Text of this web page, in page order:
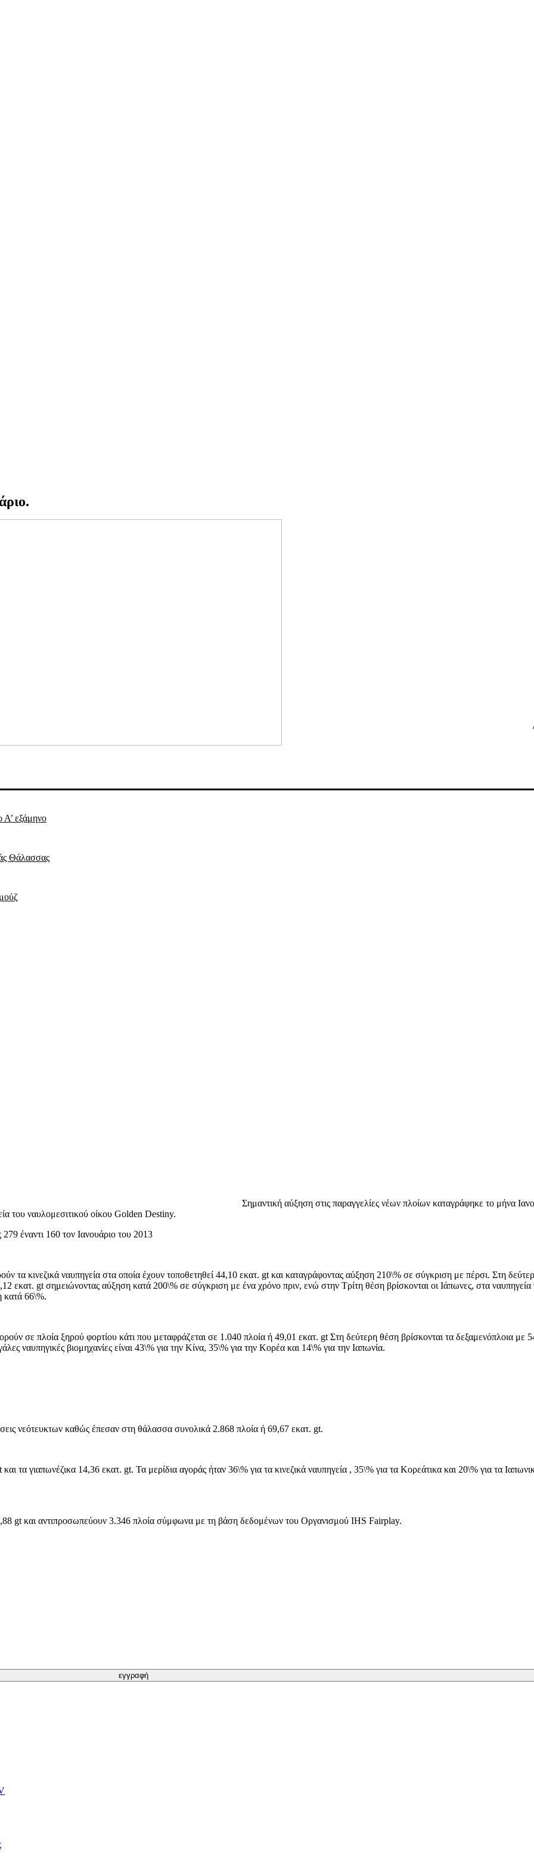
εξάμηνο
Θάλασσας
Σημαντική αύξηση στις παραγγελίες νέων πλοίων καταγράφηκε το μήνα
του ναυλομεσιτικού οίκου Golden Destiny.
έναντι 160 τον Ιανουάριο του 2013
τα κινεζικά ναυπηγεία στα οποία έχουν τοποθετηθεί 44,10 εκατ. gt και καταγράφοντας αύξηση 210\% σε σύγκριση με πέρσι. Στη
εκατ. gt σημειώνοντας αύξηση κατά 200\% σε σύγκριση με ένα χρόνο πριν, ενώ στην Τρίτη θέση βρίσκονται οι Ιάπωνες, στα ναυπηγεία
κατά 66\%.
σε πλοία ξηρού φορτίου κάτι που μεταφράζεται σε 1.040 πλοία ή 49,01 εκατ. gt Στη δεύτερη θέση βρίσκονται τα δεξαμενόπλοια με
ναυπηγικές βιομηχανίες είναι 43\% για την Κίνα, 35\% για την Κορέα και 14\% για την Ιαπωνία.
νεότευκτων καθώς έπεσαν στη θάλασσα συνολικά 2.868 πλοία ή 69,67 εκατ. gt.
τα γιαπωνέζικα 14,36 εκατ. gt. Τα μερίδια αγοράς ήταν 36\% για τα κινεζικά ναυπηγεία , 35\% για τα Κορεάτικα και 20\% για τα
gt και αντιπροσωπεύουν 3.346 πλοία σύμφωνα με τη βάση δεδομένων του Οργανισμού IHS Fairplay.
εγγραφή